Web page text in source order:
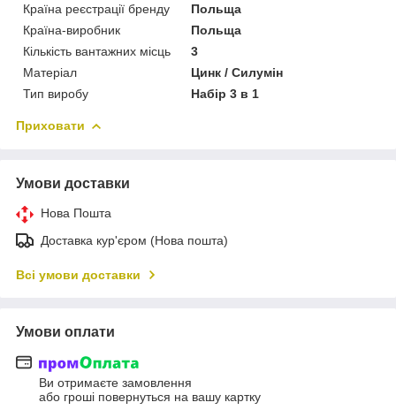
Країна реєстрації бренду
Польща
Країна-виробник
Польща
Кількість вантажних місць
3
Матеріал
Цинк / Силумін
Тип виробу
Набір 3 в 1
Приховати
Умови доставки
Нова Пошта
Доставка кур'єром (Нова пошта)
Всі умови доставки
Умови оплати
Ви отримаєте замовлення
або гроші повернуться на вашу картку